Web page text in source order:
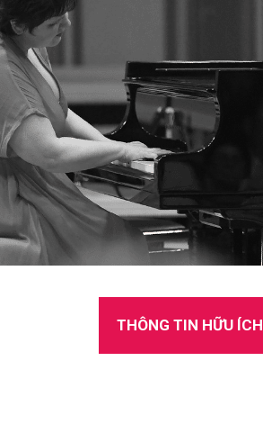
TUYỂN DỤNG
THÔNG TIN HỮU ÍCH